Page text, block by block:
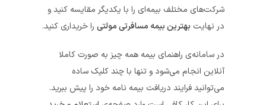
شرکت‌های مختلف بیمه‌ای را با یکدیگر مقایسه کنید و
در نهایتبهترین بیمه مسافرتی مولتیرا خریداری کنید.
در سامانه‌ی راهنمای بیمه همه چیز به صورت کاملا
آنلاین انجام می‌شود و تنها با چند کلیک ساده
می‌توانید فرایند دریافت بیمه نامه خود را پیش ببرید.